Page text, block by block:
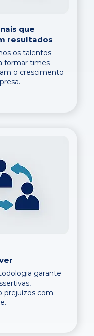
que
resultados
os talentos
formar times
o crescimento
garante
prejuízos com